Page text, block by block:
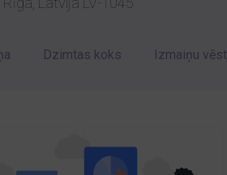
Dzimtas koks Izmaiņu